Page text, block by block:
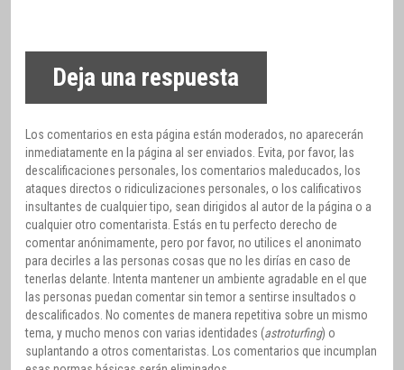
Deja una respuesta
Los comentarios en esta página están moderados, no aparecerán
inmediatamente en la página al ser enviados. Evita, por favor, las
descalificaciones personales, los comentarios maleducados, los
ataques directos o ridiculizaciones personales, o los calificativos
insultantes de cualquier tipo, sean dirigidos al autor de la página o a
cualquier otro comentarista. Estás en tu perfecto derecho de
comentar anónimamente, pero por favor, no utilices el anonimato
para decirles a las personas cosas que no les dirías en caso de
tenerlas delante. Intenta mantener un ambiente agradable en el que
las personas puedan comentar sin temor a sentirse insultados o
descalificados. No comentes de manera repetitiva sobre un mismo
tema, y mucho menos con varias identidades (astroturfing) o
suplantando a otros comentaristas. Los comentarios que incumplan